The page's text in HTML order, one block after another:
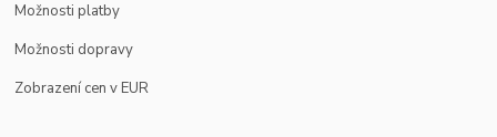
Možnosti platby
Možnosti dopravy
Zobrazení cen v EUR